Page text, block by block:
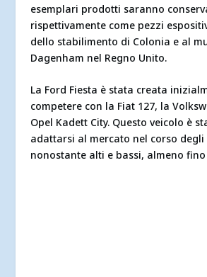
esemplari prodotti saranno
rispettivamente come pezzi
dello stabilimento di Colonia e al
Dagenham nel Regno Unito.
La Ford Fiesta è stata creata
competere con la Fiat 127, la
Opel Kadett City. Questo veicolo è
adattarsi al mercato nel corso degli
nonostante alti e bassi, almeno fino